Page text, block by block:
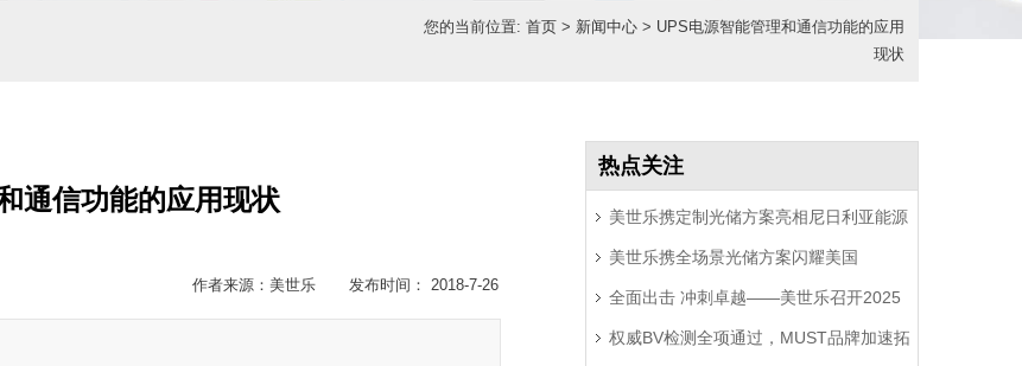
您的当前位置:首页 > 新闻中心 > UPS电源智能管理和通信功能的应用
现状
通信功能的应用现状
作者来源：美世乐 发布时间： 2018-7-26
热点关注
美世乐携定制光储方案亮相尼日利亚能源
展，精准破解西非用电难题
美世乐携全场景光储方案闪耀美国
RE+展，深耕北美赋能零碳转型
全面出击 冲刺卓越——美世乐召开2025
年中营销工作会议
权威BV检测全项通过，MUST品牌加速拓